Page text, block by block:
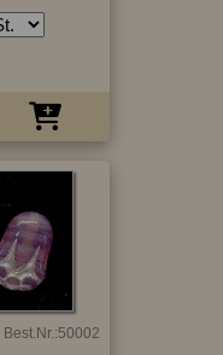
Best.Nr.:50002